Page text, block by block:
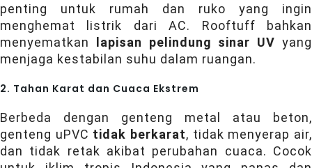
penting untuk rumah dan ruko yang ingin
menghemat listrik dari AC. Rooftuff bahkan
menyematkan
lapisan pelindung sinar UV yang
menjaga kestabilan suhu dalam ruangan.
2. Tahan Karat dan Cuaca Ekstrem
Berbeda dengan genteng metal atau beton,
genteng uPVC tidak berkarat, tidak menyerap air,
dan tidak retak akibat perubahan cuaca. Cocok